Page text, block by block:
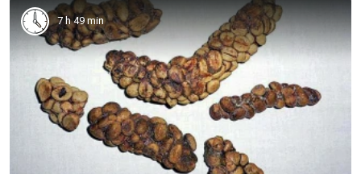
7 h 49 min